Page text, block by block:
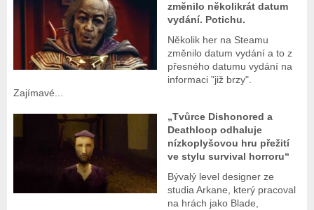
změnilo několikrát datum
vydání. Potichu.
Několik her na Steamu
změnilo datum vydání a to z
přesného datumu vydání na
informaci "již brzy".
Zajímavé...
„Tvůrce Dishonored a
Deathloop odhaluje
nízkoplyšovou hru přežití
ve stylu survival horroru“
Bývalý level designer ze
studia Arkane, který pracoval
na hrách jako Blade,